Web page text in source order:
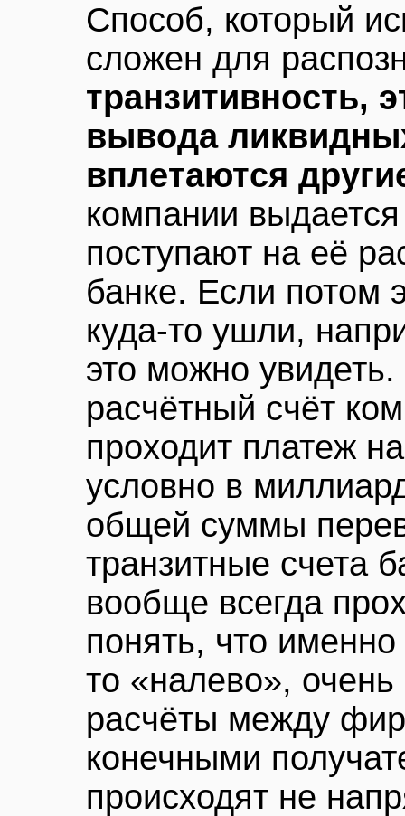
Способ, который
сложен для
транзитивность,
вывода
вплетаются
компании выдается
поступают на её
банке. Если потом
куда-то ушли,
это можно
расчётный счёт
проходит платеж
условно в
общей суммы
транзитные счета
вообще всегда
понять, что
то «налево»,
расчёты между
конечными
происходят не